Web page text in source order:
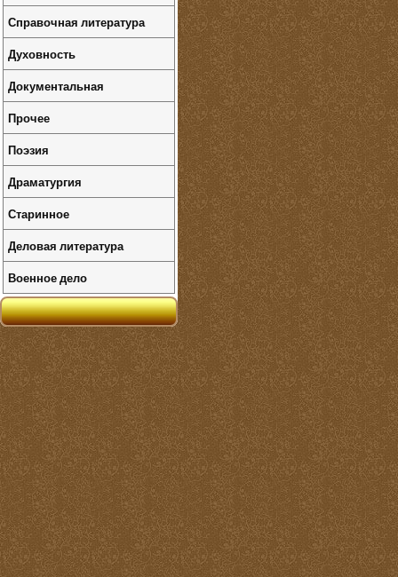
Справочная литература
Духовность
Документальная
Прочее
Поэзия
Драматургия
Старинное
Деловая литература
Военное дело